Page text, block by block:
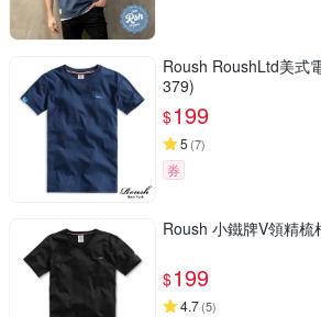
Roush RoushLtd美式
379)
$199
5 (7)
券
Roush 小鐵牌V領精
$199
4.7(5)